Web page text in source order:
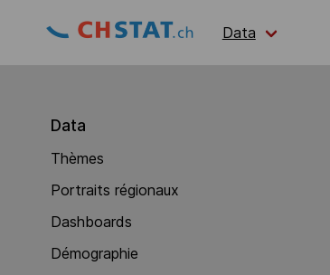
Data
Data
Thèmes
Portraits régionaux
Dashboards
Démographie